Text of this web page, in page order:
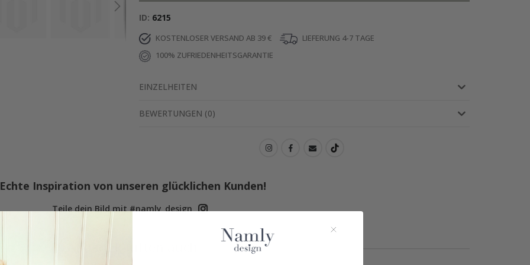
ID 6215
KOSTENLOSER VERSAND AB 39 €
LIEFERUNG 4-7 TAGE
100% ZUFRIEDENHEITSGARANTIE
EINZELHEITEN
BEWERTUNGEN (0)
Echte Inspiration von unseren glücklichen Kunden!
Teile dein Bild mit #namly_design
Andere kauften auch